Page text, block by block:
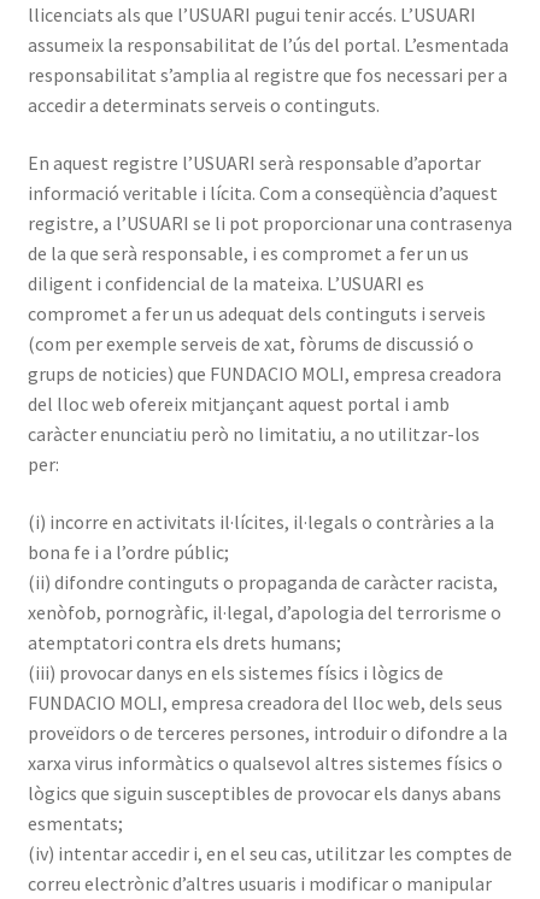
llicenciats als que l’USUARI pugui tenir accés. L’USUARI
assumeix la responsabilitat de l’ús del portal. L’esmentada
responsabilitat s’amplia al registre que fos necessari per a
accedir a determinats serveis o continguts.
En aquest registre l’USUARI serà responsable d’aportar
informació veritable i lícita. Com a conseqüència d’aquest
registre, a l’USUARI se li pot proporcionar una contrasenya
de la que serà responsable, i es compromet a fer un us
diligent i confidencial de la mateixa. L’USUARI es
compromet a fer un us adequat dels continguts i serveis
(com per exemple serveis de xat, fòrums de discussió o
grups de noticies) que FUNDACIO MOLI, empresa creadora
del lloc web ofereix mitjançant aquest portal i amb
caràcter enunciatiu però no limitatiu, a no utilitzar-los
per:
(i) incorre en activitats il·lícites, il·legals o contràries a la
bona fe i a l’ordre públic;
(ii) difondre continguts o propaganda de caràcter racista,
xenòfob, pornogràfic, il·legal, d’apologia del terrorisme o
atemptatori contra els drets humans;
(iii) provocar danys en els sistemes físics i lògics de
FUNDACIO MOLI, empresa creadora del lloc web, dels seus
proveïdors o de terceres persones, introduir o difondre a la
xarxa virus informàtics o qualsevol altres sistemes físics o
lògics que siguin susceptibles de provocar els danys abans
esmentats;
(iv) intentar accedir i, en el seu cas, utilitzar les comptes de
correu electrònic d’altres usuaris i modificar o manipular